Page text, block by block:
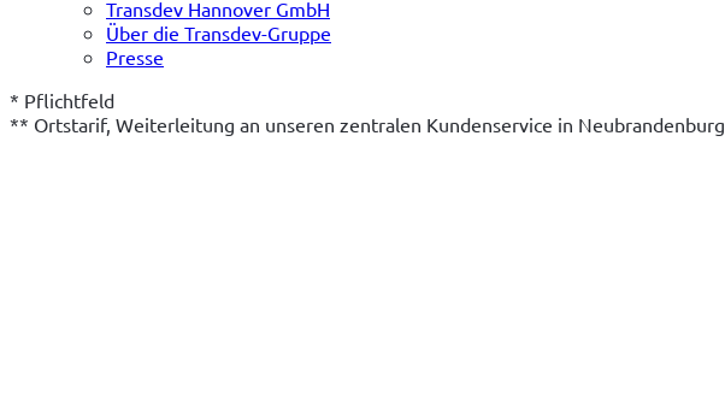
Transdev Hannover GmbH
Über die Transdev-Gruppe
Presse
* Pflichtfeld
** Ortstarif, Weiterleitung an unseren zentralen Kundenservice in Neubrandenburg.